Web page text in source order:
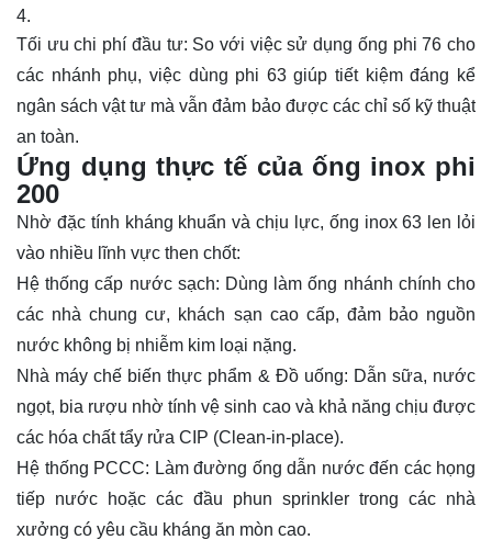
Tối ưu chi phí đầu tư: So với việc sử dụng ống phi 76 cho
các nhánh phụ, việc dùng phi 63 giúp tiết kiệm đáng kể
ngân sách vật tư mà vẫn đảm bảo được các chỉ số kỹ thuật
an toàn.
Ứng dụng thực tế của ống inox phi
200
Nhờ đặc tính kháng khuẩn và chịu lực, ống inox 63 len lỏi
vào nhiều lĩnh vực then chốt:
Hệ thống cấp nước sạch: Dùng làm ống nhánh chính cho
các nhà chung cư, khách sạn cao cấp, đảm bảo nguồn
nước không bị nhiễm kim loại nặng.
Nhà máy chế biến thực phẩm & Đồ uống: Dẫn sữa, nước
ngọt, bia rượu nhờ tính vệ sinh cao và khả năng chịu được
các hóa chất tẩy rửa CIP (Clean-in-place).
Hệ thống PCCC: Làm đường ống dẫn nước đến các họng
tiếp nước hoặc các đầu phun sprinkler trong các nhà
xưởng có yêu cầu kháng ăn mòn cao.